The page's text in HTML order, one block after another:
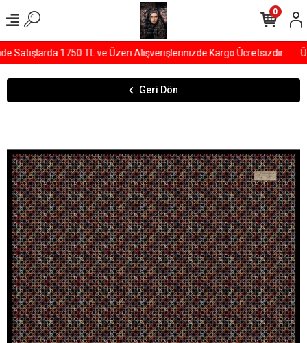
1750 TL ve Üzeri Alışverişlerinizde Kargo Ücretsizdir
0
Geri Dön